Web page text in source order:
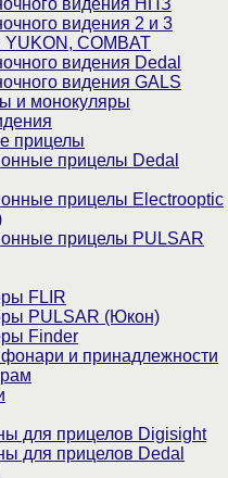
видения НПЗ
видения 2 и 3
YUKON, COMBAT
видения Dedal
видения GALS
и монокуляры
прицелы
прицелы Dedal
прицелы Electrooptic
прицелы PULSAR
FLIR
PULSAR (Юкон)
Finder
и принадлежности
для прицелов Digisight
для прицелов Dedal